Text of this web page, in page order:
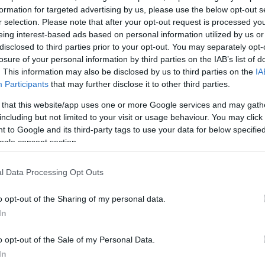
for targeted advertising by us, please use the below opt-out
selection. Please note that after your opt-out request is processed
interest-based ads based on personal information utilized by us
to third parties prior to your opt-out. You may separately
of your personal information by third parties on the IAB’s list of
This information may also be disclosed by us to third parties on the
Participants that may further disclose it to other third parties.
that this website/app uses one or more Google services and may
but not limited to your visit or usage behaviour. You may
to Google and its third-party tags to use your data for below
consent section.
Data Processing Opt Outs
opt-out of the Sharing of my personal data.
opt-out of the Sale of my Personal Data.
ενώ ο Μπα παραμένει αμφίβολος, καθώς
ενοχλήσεις στον αστράγαλο.
ΔΙΑΦΗΜΙΣΗ